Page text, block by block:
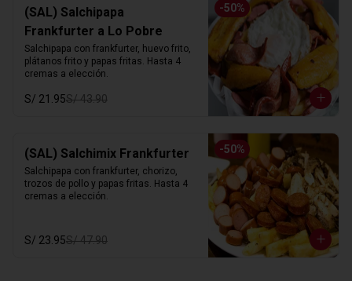
-50%
(SAL) Salchipapa
Frankfurter a Lo Pobre
Salchipapa con frankfurter, huevo frito,
plátanos frito y papas fritas. Hasta 4
cremas a elección.
S/ 21.95S/ 43.90
-50%
(SAL) Salchimix Frankfurter
Salchipapa con frankfurter, chorizo,
trozos de pollo y papas fritas. Hasta 4
cremas a elección.
S/ 23.95S/ 47.90